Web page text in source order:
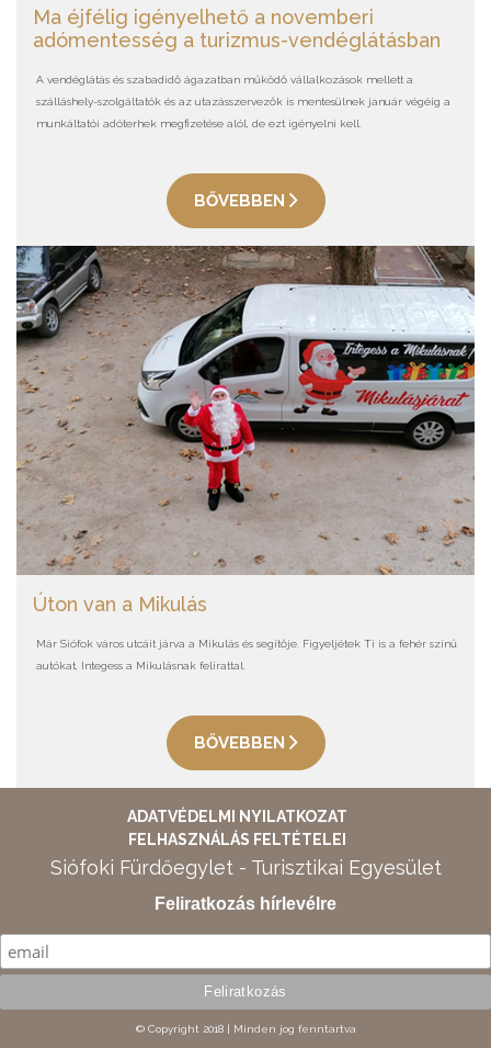
Ma éjfélig igényelhető a novemberi
adómentesség a turizmus-vendéglátásban
A vendéglátás és szabadidő ágazatban működő vállalkozások mellett a
szálláshely-szolgáltatók és az utazásszervezők is mentesülnek január végéig a
munkáltatói adóterhek megfizetése alól, de ezt igényelni kell.
BŐVEBBEN
Úton van a Mikulás
Már Siófok város utcáit járva a Mikulás és segítője. Figyeljétek Ti is a fehér színű
autókat, Integess a Mikulásnak felirattal.
BŐVEBBEN
ADATVÉDELMI NYILATKOZAT
FELHASZNÁLÁS FELTÉTELEI
Siófoki Fürdőegylet - Turisztikai Egyesület
Feliratkozás hírlevélre
© Copyright 2018 | Minden jog fenntartva